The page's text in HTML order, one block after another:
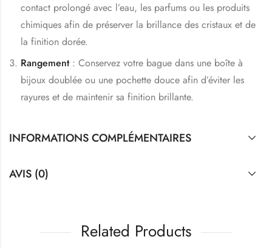
contact prolongé avec l’eau, les parfums ou les produits
chimiques afin de préserver la brillance des cristaux et de
la finition dorée.
Rangement: Conservez votre bague dans une boîte à
bijoux doublée ou une pochette douce afin d’éviter les
rayures et de maintenir sa finition brillante.
INFORMATIONS COMPLÉMENTAIRES
AVIS (0)
Related Products